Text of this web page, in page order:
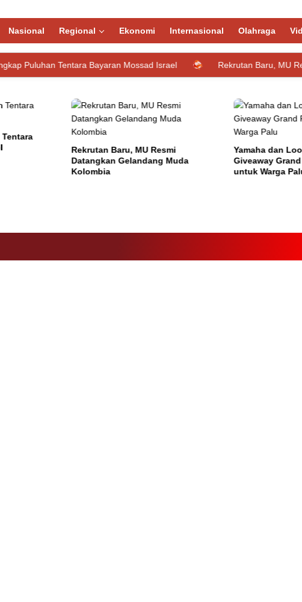
Nasional Regional Ekonomi Internasional Olahraga
Tentara Bayaran Mossad Israel Rekrutan Baru, MU Resmi
Rekrutan Baru, MU Resmi
Datangkan Gelandang Muda
Kolombia
Yamaha dan
Giveaway
untuk Warga
Umum PB PII Pimpin Tidar Sulteng